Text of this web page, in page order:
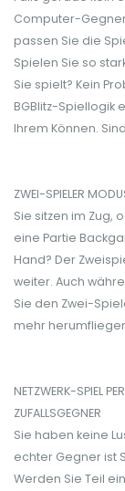
Computer-
passen Sie die
Spielen Sie so
Sie spielt? Kein
BGBlitz-
Ihrem Können.
ZWEI-SPIELER
Sie sitzen im Zug,
eine Partie
Hand? Der
weiter. Auch
Sie den Zwei-
mehr
NETZWERK-SPIEL
ZUFALLSGEGNER
Sie haben keine
echter Gegner ist
Werden Sie Teil